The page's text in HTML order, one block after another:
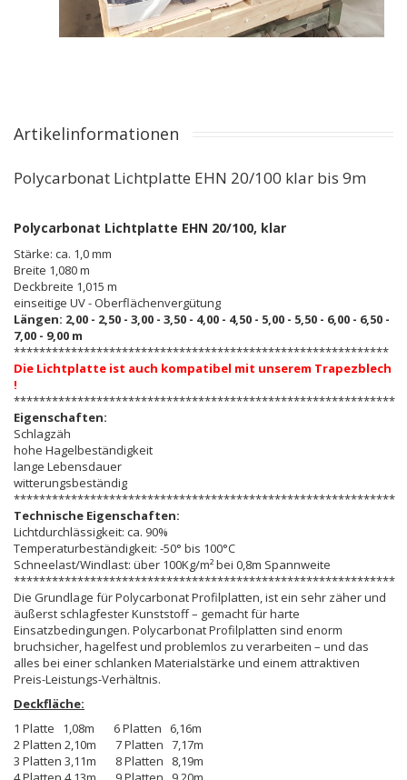
Artikelinformationen
Polycarbonat Lichtplatte EHN 20/100 klar bis 9m
Polycarbonat Lichtplatte EHN 20/100, klar
Stärke: ca. 1,0 mm
Breite 1,080 m
Deckbreite 1,015 m
einseitige UV - Oberflächenvergütung
Längen: 2,00 - 2,50 - 3,00 - 3,50 - 4,00 - 4,50 - 5,00 - 5,50 - 6,00 - 6,50 -
7,00 - 9,00 m
***********************************************************
Die Lichtplatte ist auch kompatibel mit unserem Trapezblech
!
************************************************************
Eigenschaften:
Schlagzäh
hohe Hagelbeständigkeit
lange Lebensdauer
witterungsbeständig
************************************************************
Technische Eigenschaften:
Lichtdurchlässigkeit: ca. 90%
Temperaturbeständigkeit: -50° bis 100°C
Schneelast/Windlast: über 100Kg/m² bei 0,8m Spannweite
************************************************************
Die Grundlage für Polycarbonat Profilplatten, ist ein sehr zäher und
äußerst schlagfester Kunststoff – gemacht für harte
Einsatzbedingungen. Polycarbonat Profilplatten sind enorm
bruchsicher, hagelfest und problemlos zu verarbeiten – und das
alles bei einer schlanken Materialstärke und einem attraktiven
Preis-Leistungs-Verhältnis.
Deckfläche:
1 Platte 1,08m 6 Platten 6,16m
2 Platten 2,10m 7 Platten 7,17m
3 Platten 3,11m 8 Platten 8,19m